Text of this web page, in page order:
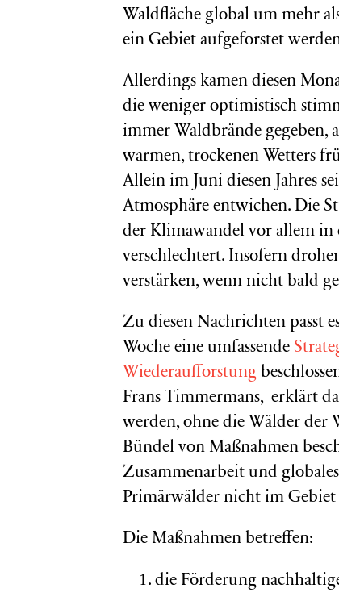
Waldfläche global um mehr
ein Gebiet aufgeforstet
Allerdings kamen diesen
die weniger optimistisch
immer Waldbrände gegeben,
warmen, trockenen Wetters
Allein im Juni diesen Jahres
Atmosphäre entwichen. Die
der Klimawandel vor allem in
verschlechtert. Insofern
verstärken, wenn nicht bald
Zu diesen Nachrichten passt
Woche eine umfassende
Wiederaufforstung
Frans Timmermans, erklärt
werden, ohne die Wälder der
Bündel von Maßnahmen
Zusammenarbeit und
Primärwälder nicht im Gebiet
Die Maßnahmen betreffen:
die Förderung